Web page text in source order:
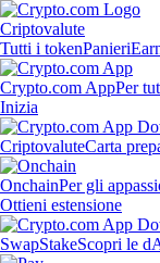
Criptovalute
Tutti i tokenPanieri
Crypto.com AppPer
Inizia
CriptovaluteCarta
OnchainPer gli
Ottieni estensione
SwapStakeScopri le